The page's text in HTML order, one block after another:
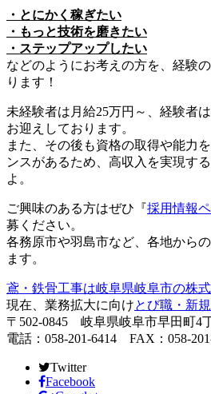
・とにかく稼ぎたい
・もっと技術を磨きたい
・ステップアップしたい
などのようにお考えの方を、経験
ります！
未経験者は月給25万円～、経験者
お迎えしております。
また、その後も資格の取得や能力
ンスがあるため、高収入を実現す
よ。
ご興味のある方はぜひ『採用情報
募ください。
各務原市や羽島市など、各地から
ます。
鳶・鉄骨工事は岐阜県岐阜市の株
現在、業務拡大に向けとび職・新
〒502-0845 岐阜県岐阜市早田町4
電話：058-201-6414 FAX：058-
Twitter
Facebook